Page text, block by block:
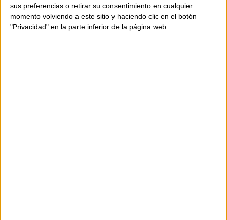
sus preferencias o retirar su consentimiento en cualquier
momento volviendo a este sitio y haciendo clic en el botón
"Privacidad" en la parte inferior de la página web.